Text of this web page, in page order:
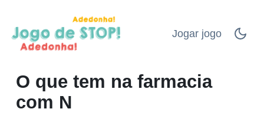
Jogar jogo
O que tem na farmacia
com N